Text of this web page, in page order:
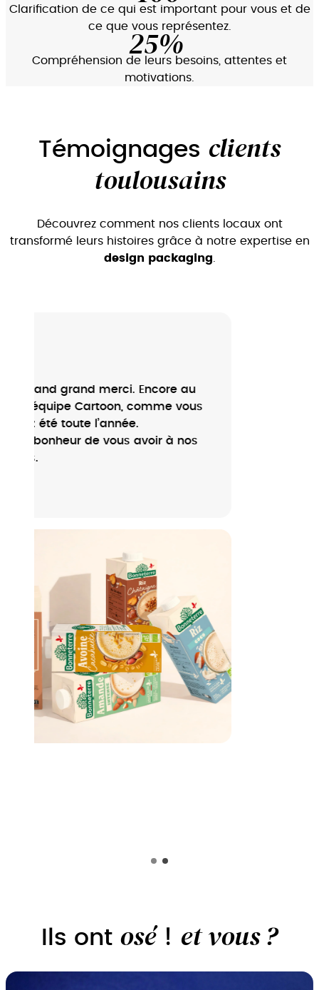
Clarification de ce qui est important pour vous et de
ce que vous représentez.
25
Compréhension de leurs besoins, attentes et
motivations.
Témoignages clients
toulousains
Découvrez comment nos clients locaux ont
transformé leurs histoires grâce à notre expertise en
design packaging
Une collaboration au top avec
l’Agence Cartoon : un travail de
grande qualité, une créativité
remarquable et une vraie capacité
nouvelle modernité 🌿✨.
Ils ont osé! et vous ?